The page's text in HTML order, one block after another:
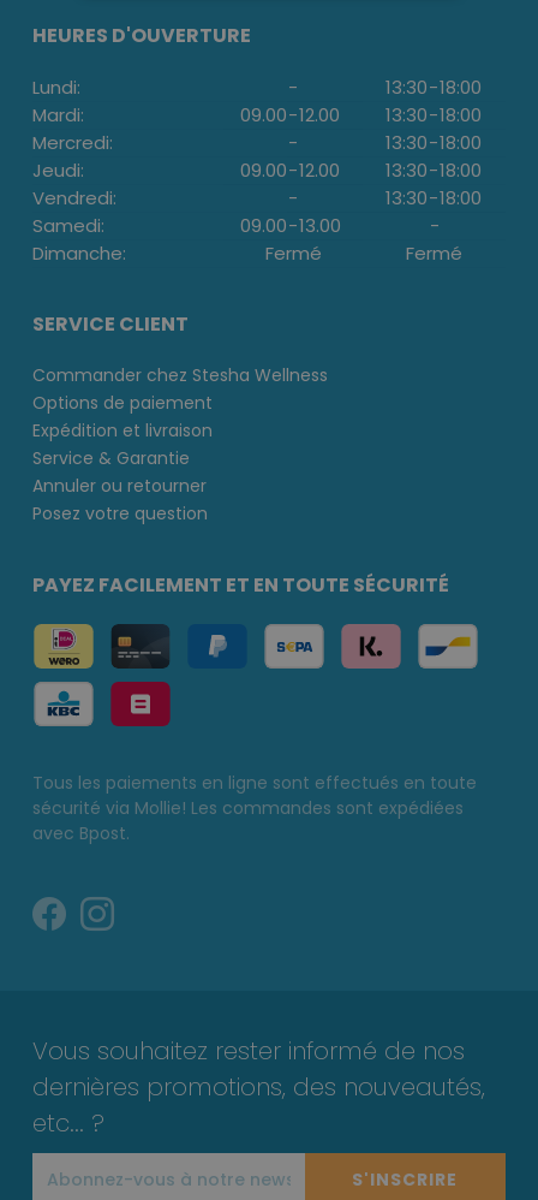
HEURES D'OUVERTURE
Lundi: - 13:30-18:00
Mardi:
09.00-12.00 13:30-18:00
Mercredi:
- 13:30-18:00
Jeudi:
09.00-12.00 13:30-18:00
Vendredi:
- 13:30-18:00
Samedi:
09.00-13.00
-
Dimanche:
Fermé Fermé
SERVICE CLIENT
Commander chez Stesha Wellness
Options de paiement
Expédition et livraison
Service & Garantie
Annuler ou retourner
Posez votre question
PAYEZ FACILEMENT ET EN TOUTE SÉCURITÉ
Tous les paiements en ligne sont effectués en toute
sécurité via Mollie! Les commandes sont expédiées
avec Bpost.
Vous souhaitez rester informé de nos
dernières promotions, des nouveautés,
etc... ?
S'INSCRIRE